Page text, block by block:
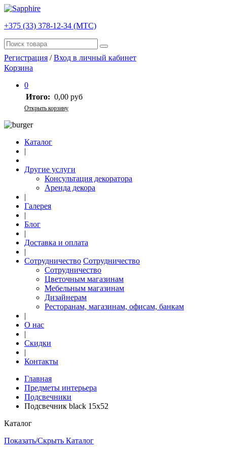
+375 (33) 378-12-34 (МТС)
Регистрация /Вход в личный кабинет
Корзина
0
Итого: 0,00 руб
Открыть корзину
Каталог
|
Другие услуги
Консультация декоратора
Аренда декора
|
Галерея
|
Блог
|
Доставка и оплата
|
Сотрудничество Сотрудничество
Сотрудничество
Цветочным магазинам
Мебельным магазинам
Дизайнерам
Ресторанам, магазинам, офисам, банкам
|
О нас
|
Скидки
|
Контакты
Главная
Предметы интерьера
Подсвечники
Подсвечник black 15х52
Каталог
Показать/Скрыть Каталог